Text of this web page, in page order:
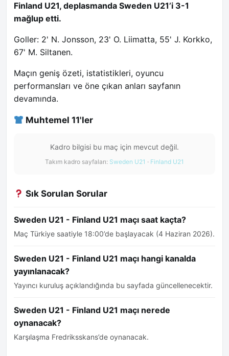
Finland U21, deplasmanda Sweden U21’i 3-1
mağlup etti.
Goller: 2' N. Jonsson, 23' O. Liimatta, 55' J. Korkko,
67' M. Siltanen.
Maçın geniş özeti, istatistikleri, oyuncu
performansları ve öne çıkan anları sayfanın
devamında.
Muhtemel 11'ler
Kadro bilgisi bu maç için mevcut değil.
Takım kadro sayfaları: Sweden U21 · Finland U21
Sık Sorulan Sorular
Sweden U21 - Finland U21 maçı saat kaçta?
Maç Türkiye saatiyle 18:00’de başlayacak (4 Haziran 2026).
Sweden U21 - Finland U21 maçı hangi kanalda
yayınlanacak?
Yayıncı kuruluş açıklandığında bu sayfada güncellenecektir.
Sweden U21 - Finland U21 maçı nerede
oynanacak?
Karşılaşma Fredriksskans’de oynanacak.